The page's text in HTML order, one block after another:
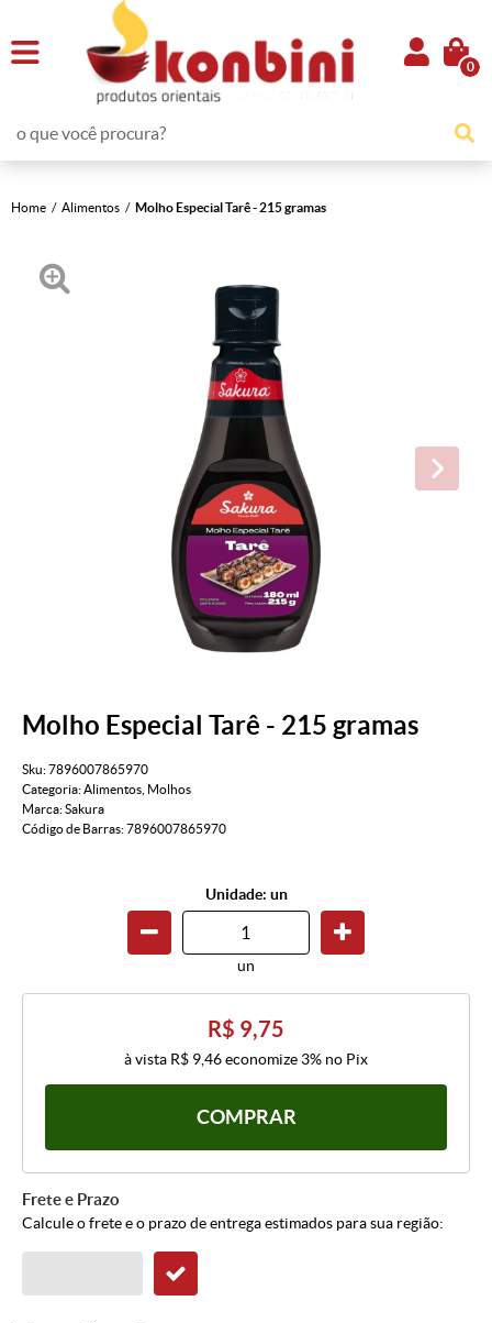
0
Home Alimentos Molho Especial Tarê - 215 gramas
Molho Especial Tarê - 215 gramas
Sku:7896007865970
Categoria:Alimentos Molhos
Marca:Sakura
Código de Barras:7896007865970
Unidade: un
un
R$ 9,75
à vista R$ 9,46economize 3% no Pix
COMPRAR
Frete e Prazo
Calcule o frete e o prazo de entrega estimados para sua região: